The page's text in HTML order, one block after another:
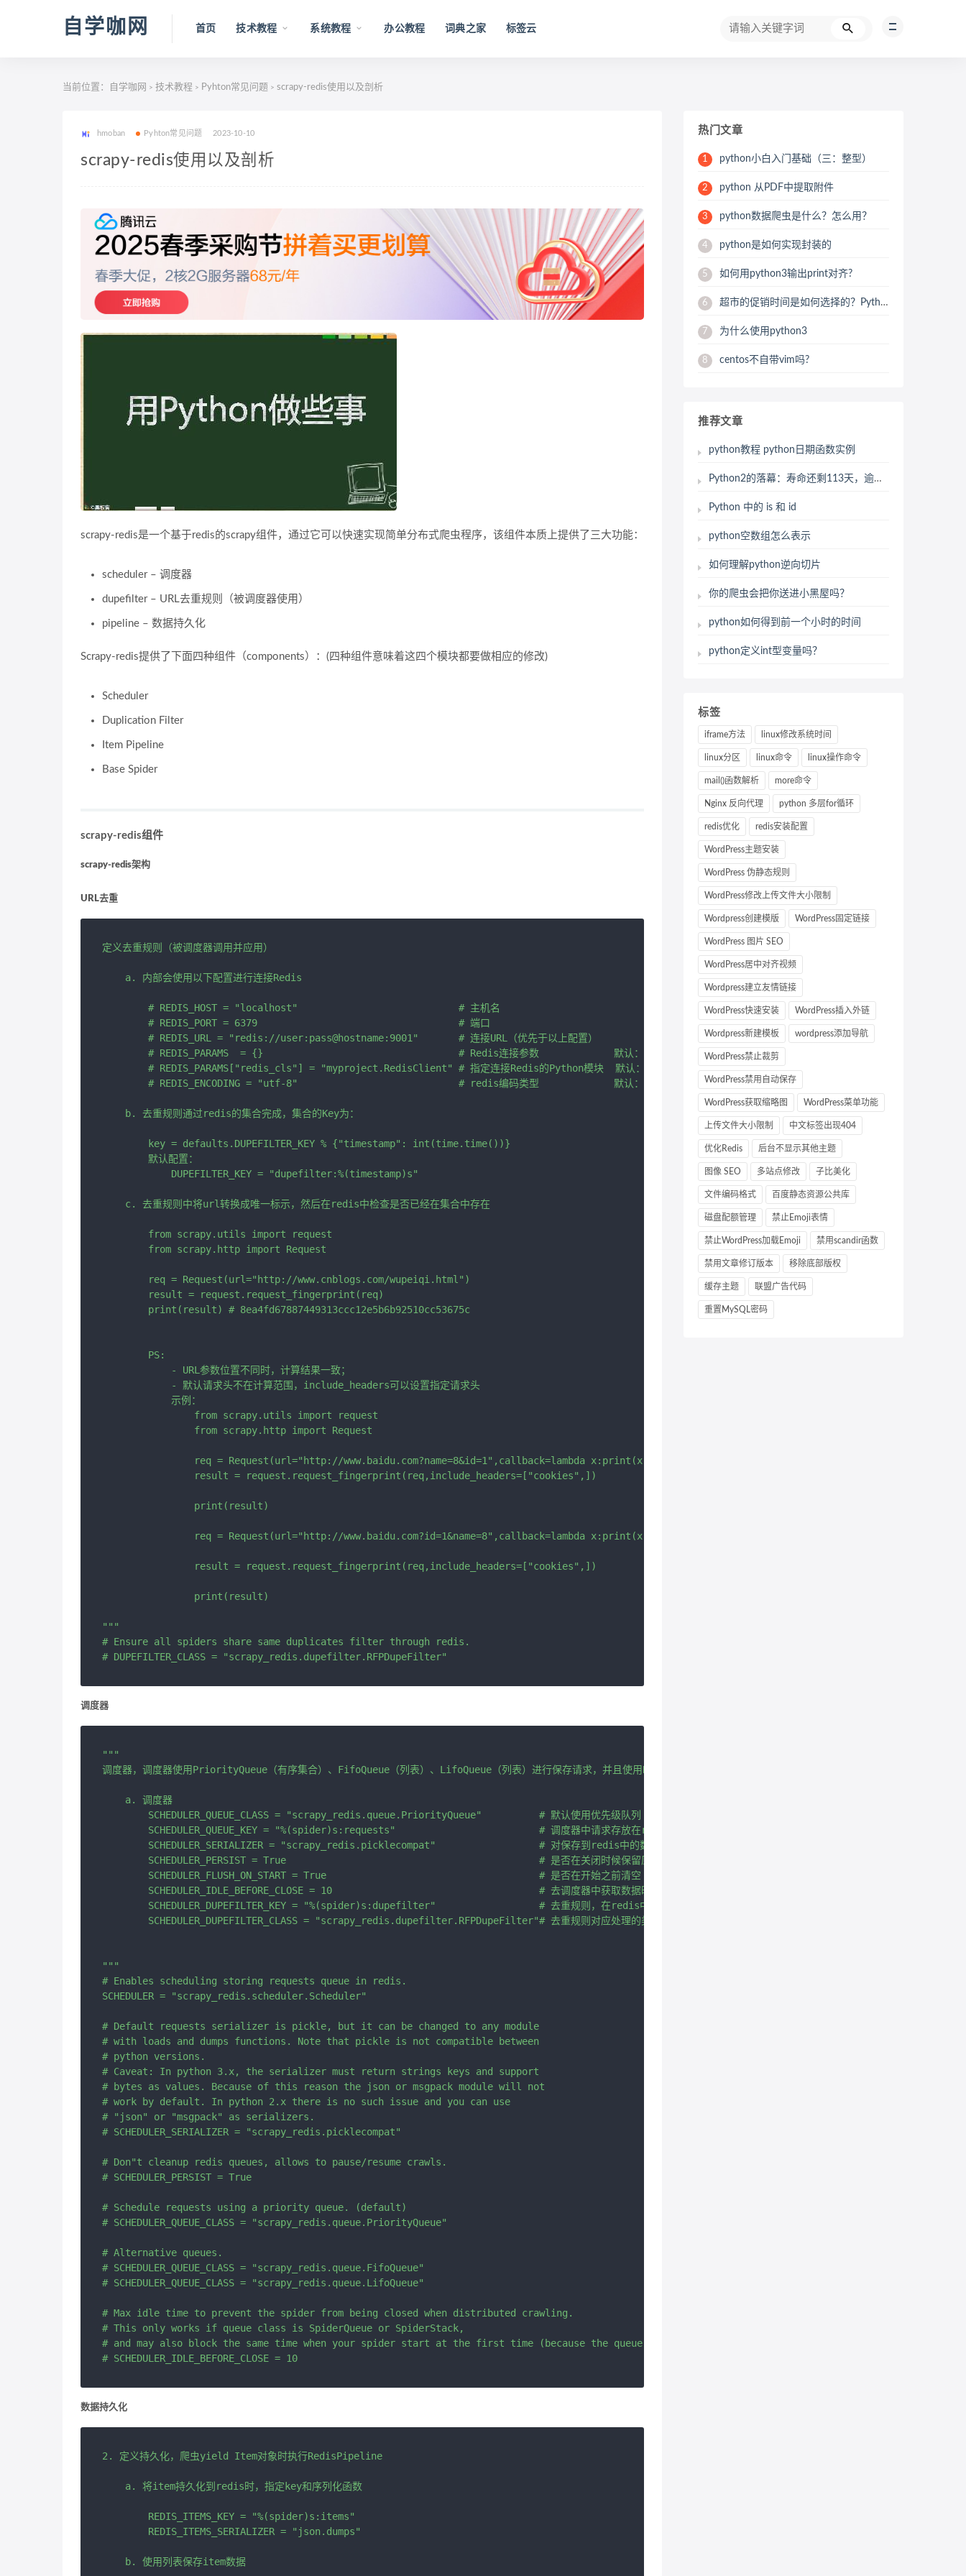
自学咖网 首页 技术教程 系统教程 办公教程 词典之家 标签云
当前位置： 自学咖网 > 技术教程 > Pyhton常见问题 > scrapy-redis使用以及剖析
hmoban Pyhton常见问题 2023-10-10
scrapy-redis使用以及剖析
scrapy-redis是一个基于redis的scrapy组件，通过它可以快速实现简单分布式爬虫程序，该组件本质上提供了三大功能：
scheduler – 调度器
dupefilter – URL去重规则（被调度器使用）
pipeline – 数据持久化
Scrapy-redis提供了下面四种组件（components）：(四种组件意味着这四个模块都要做相应的修改)
Scheduler
Duplication Filter
Item Pipeline
Base Spider
scrapy-redis组件
scrapy-redis架构
URL去重
定义去重规则（被调度器调用并应用）
    a. 内部会使用以下配置进行连接Redis
        # REDIS_HOST = "localhost"                            # 主机名
        # REDIS_PORT = 6379                                   # 端口
        # REDIS_URL = "redis://user:pass@hostname:9001"       # 连接URL（优先于以上配置）
# REDIS_PARAMS  = {}                                  # Redis连接参数             默认：REDIS_PARAMS = {"socket_timeout":
        # REDIS_PARAMS["redis_cls"] = "myproject.RedisClient" # 指定连接Redis的Python模块  默认：redis.StrictRedis
        # REDIS_ENCODING = "utf-8"                            # redis编码类型             默认："utf-8"
    b. 去重规则通过redis的集合完成，集合的Key为：
        key = defaults.DUPEFILTER_KEY % {"timestamp": int(time.time())}
        默认配置：
            DUPEFILTER_KEY = "dupefilter:%(timestamp)s"
    c. 去重规则中将url转换成唯一标示，然后在redis中检查是否已经在集合中存在
        from scrapy.utils import request
        from scrapy.http import Request
        req = Request(url="http://www.cnblogs.com/wupeiqi.html")
        result = request.request_fingerprint(req)
        print(result) # 8ea4fd67887449313ccc12e5b6b92510cc53675c
        PS:
            - URL参数位置不同时，计算结果一致；
            - 默认请求头不在计算范围，include_headers可以设置指定请求头
            示例：
                from scrapy.utils import request
                from scrapy.http import Request
                req = Request(url="http://www.baidu.com?name=8&id=1",callback=lambda x:print(x),cookies={"k1":"vvvvv"})
                result = request.request_fingerprint(req,include_headers=["cookies",])
                print(result)
                req = Request(url="http://www.baidu.com?id=1&name=8",callback=lambda x:print(x),cookies={"k1":666})
                result = request.request_fingerprint(req,include_headers=["cookies",])
                print(result)
"""
# Ensure all spiders share same duplicates filter through redis.
调度器
"""
调度器，调度器使用PriorityQueue（有序集合）、FifoQueue（列表）、LifoQueue（列表）进行保存请求，并且使用RFPDupeFilter对URL去重
    a. 调度器
SCHEDULER_QUEUE_CLASS = "scrapy_redis.queue.PriorityQueue"          # 默认使用优先级队列（默认），其他：PriorityQueue（有序集合），FifoQueue（列表）
        SCHEDULER_QUEUE_KEY = "%(spider)s:requests"                         # 调度器中请求存放在redis中的key
        SCHEDULER_SERIALIZER = "scrapy_redis.picklecompat"                  # 对保存到redis中的数据进行序列化，默认使用pickle
        SCHEDULER_PERSIST = True                                            # 是否在关闭时候保留原来的调度器和去重记录，True=保留，False=清空
        SCHEDULER_FLUSH_ON_START = True                                     # 是否在开始之前清空 调度器和去重记录，True=清空，False=不清空
        SCHEDULER_IDLE_BEFORE_CLOSE = 10                                    # 去调度器中获取数据时，如果为空，最多等待时间（最后没数据，未获取到）。
        SCHEDULER_DUPEFILTER_KEY = "%(spider)s:dupefilter"                  # 去重规则，在redis中保存时对应的key
        SCHEDULER_DUPEFILTER_CLASS = "scrapy_redis.dupefilter.RFPDupeFilter"# 去重规则对应处理的类
"""
# Enables scheduling storing requests queue in redis.
SCHEDULER = "scrapy_redis.scheduler.Scheduler"
# Default requests serializer is pickle, but it can be changed to any module
# with loads and dumps functions. Note that pickle is not compatible between
# python versions.
# Caveat: In python 3.x, the serializer must return strings keys and support
# bytes as values. Because of this reason the json or msgpack module will not
# work by default. In python 2.x there is no such issue and you can use
# "json" or "msgpack" as serializers.
# SCHEDULER_SERIALIZER = "scrapy_redis.picklecompat"
# Don"t cleanup redis queues, allows to pause/resume crawls.
# SCHEDULER_PERSIST = True
# Schedule requests using a priority queue. (default)
# SCHEDULER_QUEUE_CLASS = "scrapy_redis.queue.PriorityQueue"
# Alternative queues.
# SCHEDULER_QUEUE_CLASS = "scrapy_redis.queue.FifoQueue"
# SCHEDULER_QUEUE_CLASS = "scrapy_redis.queue.LifoQueue"
# Max idle time to prevent the spider from being closed when distributed crawling.
# This only works if queue class is SpiderQueue or SpiderStack,
# and may also block the same time when your spider start at the first time (because the queue is empty).
数据持久化
2. 定义持久化，爬虫yield Item对象时执行RedisPipeline
    a. 将item持久化到redis时，指定key和序列化函数
        REDIS_ITEMS_KEY = "%(spider)s:items"
        REDIS_ITEMS_SERIALIZER = "json.dumps"
热门文章
1 python小白入门基础（三：整型）
2 python 从PDF中提取附件
3 python数据爬虫是什么？怎么用？
4 python是如何实现封装的
5 如何用python3输出print对齐?
6 超市的促销时间是如何选择的？Python用数据来帮你分析
7 为什么使用python3
8 centos不自带vim吗?
推荐文章
python教程 python日期函数实例
Python2的落幕：寿命还剩113天，逾期停止维护
Python 中的 is 和 id
python空数组怎么表示
如何理解python逆向切片
你的爬虫会把你送进小黑屋吗？
python如何得到前一个小时的时间
python定义int型变量吗？
标签
iframe方法 linux修改系统时间
linux分区 linux命令 linux操作命令
mail()函数解析 more命令
Nginx 反向代理 python 多层for循环
redis优化 redis安装配置
WordPress主题安装
WordPress 伪静态规则
WordPress修改上传文件大小限制
Wordpress创建模版 WordPress固定链接
WordPress 图片 SEO
WordPress居中对齐视频
Wordpress建立友情链接
WordPress快速安装 WordPress插入外链
Wordpress新建模板 wordpress添加导航
WordPress禁止裁剪
WordPress禁用自动保存
WordPress获取缩略图 WordPress菜单功能
上传文件大小限制 中文标签出现404
优化Redis 后台不显示其他主题
图像 SEO 多站点修改 子比美化
文件编码格式 百度静态资源公共库
磁盘配额管理 禁止Emoji表情
禁止WordPress加载Emoji 禁用scandir函数
禁用文章修订版本 移除底部版权
缓存主题 联盟广告代码
重置MySQL密码